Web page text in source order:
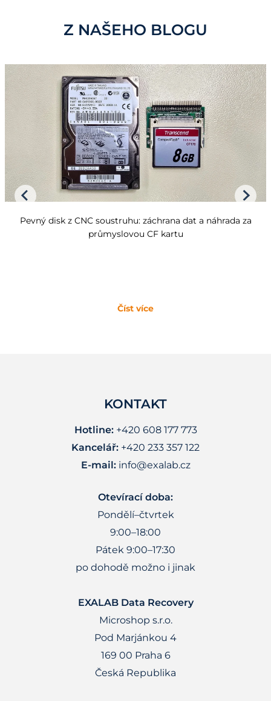
Z NAŠEHO BLOGU
Pevný disk z CNC soustruhu: záchrana dat a náhrada za
průmyslovou CF kartu
Číst více
KONTAKT
Hotline:+420 608 177 773
Kancelář: +420 233 357 122
E-mail: info@exalab.cz
Otevírací doba:
Pondělí–čtvrtek
9:00–18:00
Pátek 9:00–17:30
po dohodě možno i jinak
EXALAB Data Recovery
Microshop s.r.o.
Pod Marjánkou 4
169 00 Praha 6
Česká Republika